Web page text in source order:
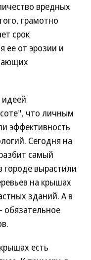
вредных
грамотно
срок
ее от эрозии и
идеей
что личным
эффективность
Сегодня на
самый
городе вырастили
на крышах
зданий. А в
обязательное
есть